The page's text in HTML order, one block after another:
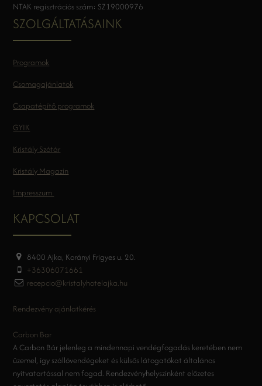
NTAK regisztrációs szám: SZ19000976
SZOLGÁLTATÁSAINK
Programok
Csomagajánlatok
Csapatépítő programok
GYIK
Kristály Szótár
Kristály Magazin
Impresszum
KAPCSOLAT
8400 Ajka, Korányi Frigyes u. 20.
+36306071661
recepcio@kristalyhotelajka.hu
Rendezvény ajánlatkérés
Carbon Bar
A Carbon Bár jelenleg a mindennapi vendégfogadás keretében nem
üzemel, így szállóvendégeket és külsős látogatókat általános
nyitvatartással nem fogad. Rendezvényhelyszínként előzetes